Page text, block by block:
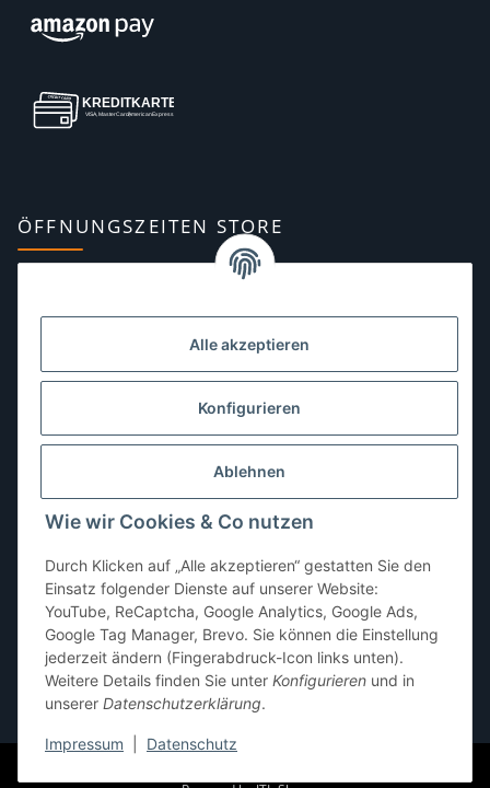
Alle akzeptieren
Konfigurieren
Ablehnen
Wie wir Cookies & Co nutzen
Durch Klicken auf „Alle akzeptieren“ gestatten Sie den
Einsatz folgender Dienste auf unserer Website:
YouTube, ReCaptcha, Google Analytics, Google Ads,
Google Tag Manager, Brevo. Sie können die Einstellung
jederzeit ändern (Fingerabdruck-Icon links unten).
Weitere Details finden Sie unter Konfigurieren und in
unserer Datenschutzerklärung.
Impressum Datenschutz
ÖFFNUNGSZEITEN STORE
10:00–13:00, 14:00–18:00 Uhr
Dienstag:10:00–13:00, 14:00–16:00 Uhr
10:00–13:00 Uhr
Freitag:10:00–13:00, 14:00–18:00 Uhr
Sonntag: geschlossen
* Alle Preise inkl. gesetzlicher USt., zzgl.Versand